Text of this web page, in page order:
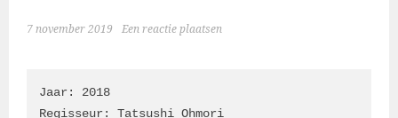
7 november 2019 Een reactie plaatsen
Jaar: 2018
Regisseur: Tatsushi Ohmori